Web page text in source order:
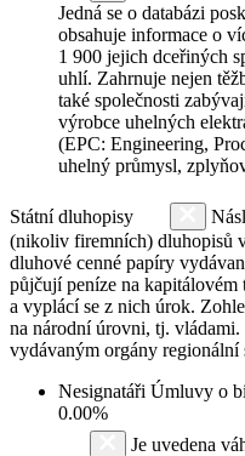
Jedná se o databázi
obsahuje informace o
1 900 jejich dceřiných
uhlí. Zahrnuje nejen
také společnosti
výrobce uhelných
(EPC: Engineering,
uhelný průmysl,
Státní dluhopisy
(nikoliv firemních) dluhopisů
dluhové cenné papíry
půjčují peníze na
a vyplácí se z nich úrok.
na národní úrovni, tj.
vydávaným orgány regionální
Nesignatáři Úmluvy o
0.00%
Je uvedena